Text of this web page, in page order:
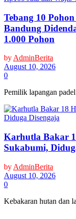
Tebang 10
Bandung
1.000 Pohon
by AdminBerita
August 10, 2026
0
Pemilik lapangan
Karhutla Bakar
Sukabumi,
by AdminBerita
August 10, 2026
0
Kebakaran hutan dan